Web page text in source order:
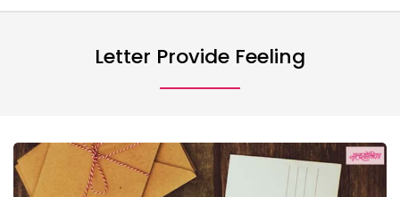
Letter Provide Feeling